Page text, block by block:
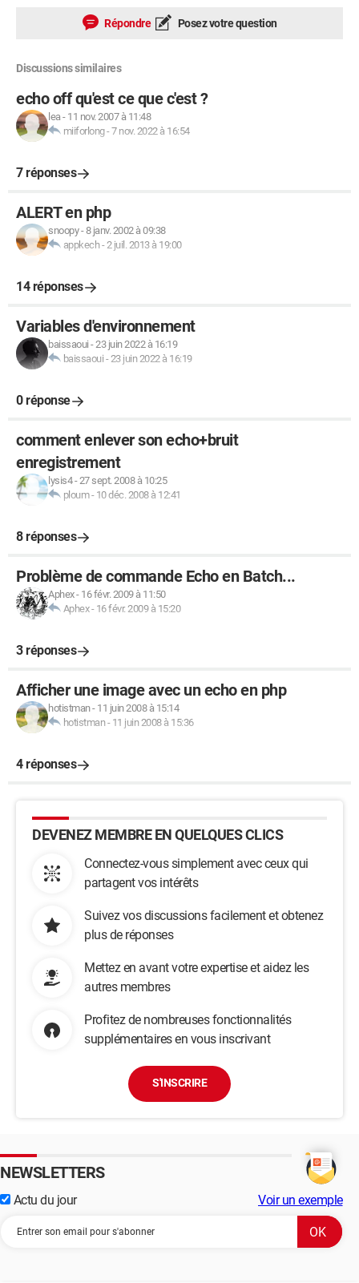
Répondre Posez votre question
Discussions similaires
echo off qu'est ce que c'est ?
lea- 11 nov. 2007 à 11:48
miiforlong-7 nov. 2022 à 16:54
7 réponses
ALERT en php
snoopy-8 janv. 2002 à 09:38
appkech-2 juil. 2013 à 19:00
14 réponses
Variables d'environnement
baissaoui -23 juin 2022 à 16:19
baissaoui -23 juin 2022 à 16:19
0 réponse
comment enlever son echo+bruit
enregistrement
lysis4-27 sept. 2008 à 10:25
ploum- 10 déc. 2008 à 12:41
8 réponses
Problème de commande Echo en Batch...
Aphex- 16 févr. 2009 à 11:50
Aphex- 16 févr. 2009 à 15:20
3 réponses
Afficher une image avec un echo en php
hotistman- 11 juin 2008 à 15:14
hotistman- 11 juin 2008 à 15:36
4 réponses
DEVENEZ MEMBRE EN QUELQUES CLICS
Connectez-vous simplement avec ceux qui
partagent vos intérêts
Suivez vos discussions facilement et obtenez
plus de réponses
Mettez en avant votre expertise et aidez les
autres membres
Profitez de nombreuses fonctionnalités
supplémentaires en vous inscrivant
S'INSCRIRE
NEWSLETTERS
Actu du jour Voir un exemple